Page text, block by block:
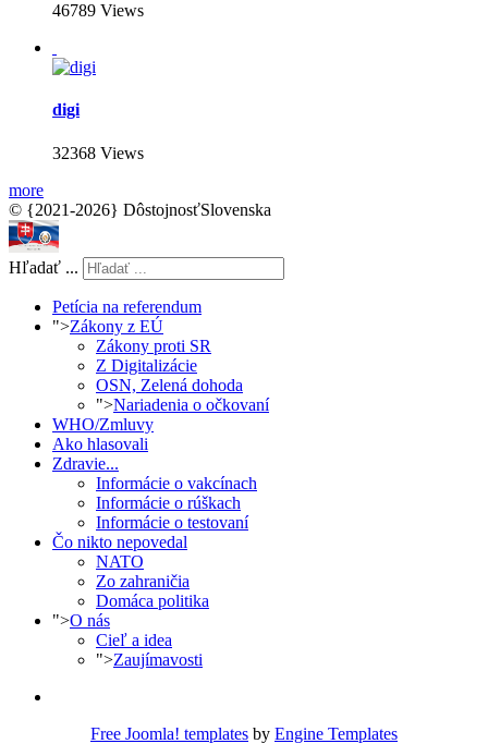
46789 Views
digi
32368 Views
more
© {2021-2026} DôstojnosťSlovenska
Hľadať ...
Petícia na referendum
">Zákony z EÚ
Zákony proti SR
Z Digitalizácie
OSN, Zelená dohoda
">Nariadenia o očkovaní
WHO/Zmluvy
Ako hlasovali
Zdravie...
Informácie o vakcínach
Informácie o rúškach
Informácie o testovaní
Čo nikto nepovedal
NATO
Zo zahraničia
Domáca politika
">O nás
Cieľ a idea
">Zaujímavosti
Free Joomla! templates by Engine Templates